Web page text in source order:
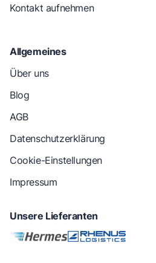
Kontakt aufnehmen
Allgemeines
Über uns
Blog
AGB
Datenschutzerklärung
Cookie-Einstellungen
Impressum
Unsere Lieferanten